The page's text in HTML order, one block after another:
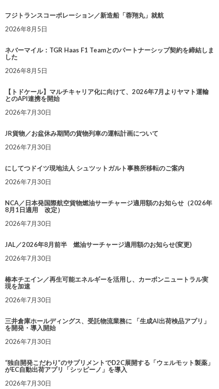
フジトランスコーポレーション／新造船「蓉翔丸」就航
2026年8月5日
ネバーマイル：TGR Haas F1 Teamとのパートナーシップ契約を締結しま
した
2026年8月5日
【トドケール】マルチキャリア化に向けて、2026年7月よりヤマト運輸
とのAPI連携を開始
2026年7月30日
JR貨物／お盆休み期間の貨物列車の運転計画について
2026年7月30日
にしてつドイツ現地法人 シュツットガルト事務所移転のご案内
2026年7月30日
NCA／日本発国際航空貨物燃油サーチャージ適用額のお知らせ（2026年
8月1日適用 改定）
2026年7月30日
JAL／2026年8月前半 燃油サーチャージ適用額のお知らせ(変更)
2026年7月30日
椿本チエイン／再生可能エネルギーを活用し、カーボンニュートラル実
現を加速
2026年7月30日
三井倉庫ホールディングス、受託物流業務に 「生成AI出荷検品アプリ」
を開発・導入開始
2026年7月30日
“独自開発こだわり”のサプリメントでD2C展開する「ウェルモット製薬」
がEC自動出荷アプリ「シッピーノ」を導入
2026年7月30日